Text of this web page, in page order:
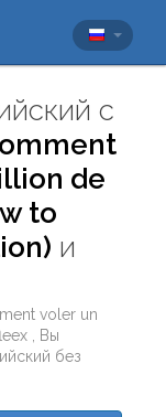
с
de
to
и
voler un
, Вы
без